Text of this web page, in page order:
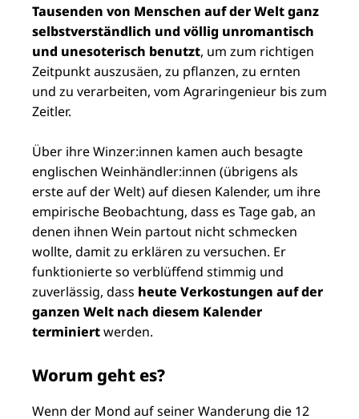
Tausenden von Menschen auf der Welt ganz
selbstverständlich und völlig unromantisch
und unesoterisch benutzt, um zum richtigen
Zeitpunkt auszusäen, zu pflanzen, zu ernten
und zu verarbeiten, vom Agraringenieur bis zum
Zeitler.
Über ihre Winzer:innen kamen auch besagte
englischen Weinhändler:innen (übrigens als
erste auf der Welt) auf diesen Kalender, um ihre
empirische Beobachtung, dass es Tage gab, an
denen ihnen Wein partout nicht schmecken
wollte, damit zu erklären zu versuchen. Er
funktionierte so verblüffend stimmig und
zuverlässig, dass heute Verkostungen auf der
ganzen Welt nach diesem Kalender
terminiertwerden.
Worum geht es?
Wenn der Mond auf seiner Wanderung die 12